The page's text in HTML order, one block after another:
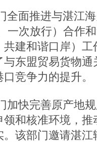
全面推进与湛江
一次放行）合作
建和谐口岸）
东盟贸易货物
竞争力的提升。
加快完善原产地
领和核准环境，
该部门邀请湛